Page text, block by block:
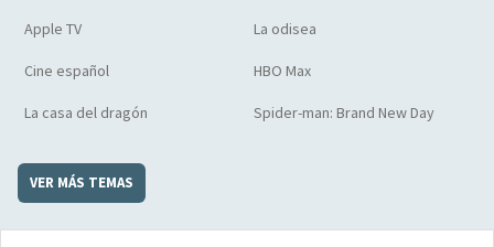
Apple TV La odisea
Cine español HBO Max
La casa del dragón Spider-man: Brand New Day
VER MÁS TEMAS